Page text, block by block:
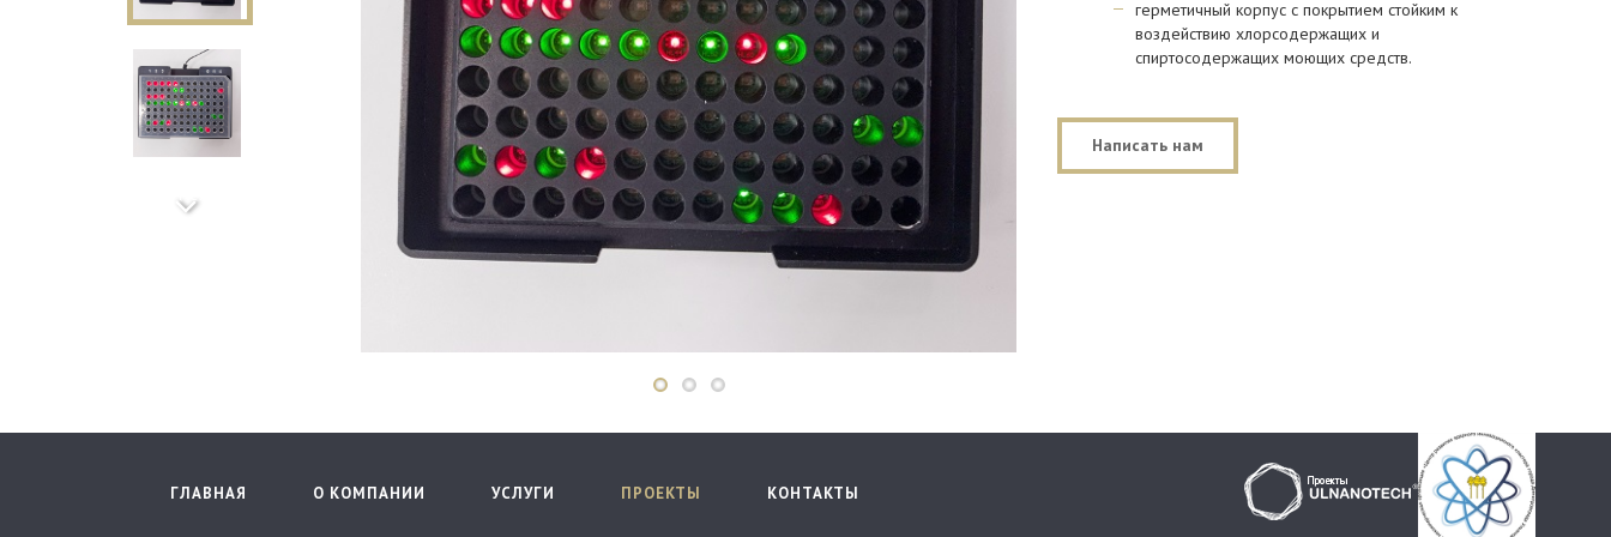
герметичный корпус с покрытием стойким к
воздействию хлорсодержащих и
спиртосодержащих моющих средств.
Написать нам
ГЛАВНАЯ О КОМПАНИИ УСЛУГИ ПРОЕКТЫ КОНТАКТЫ